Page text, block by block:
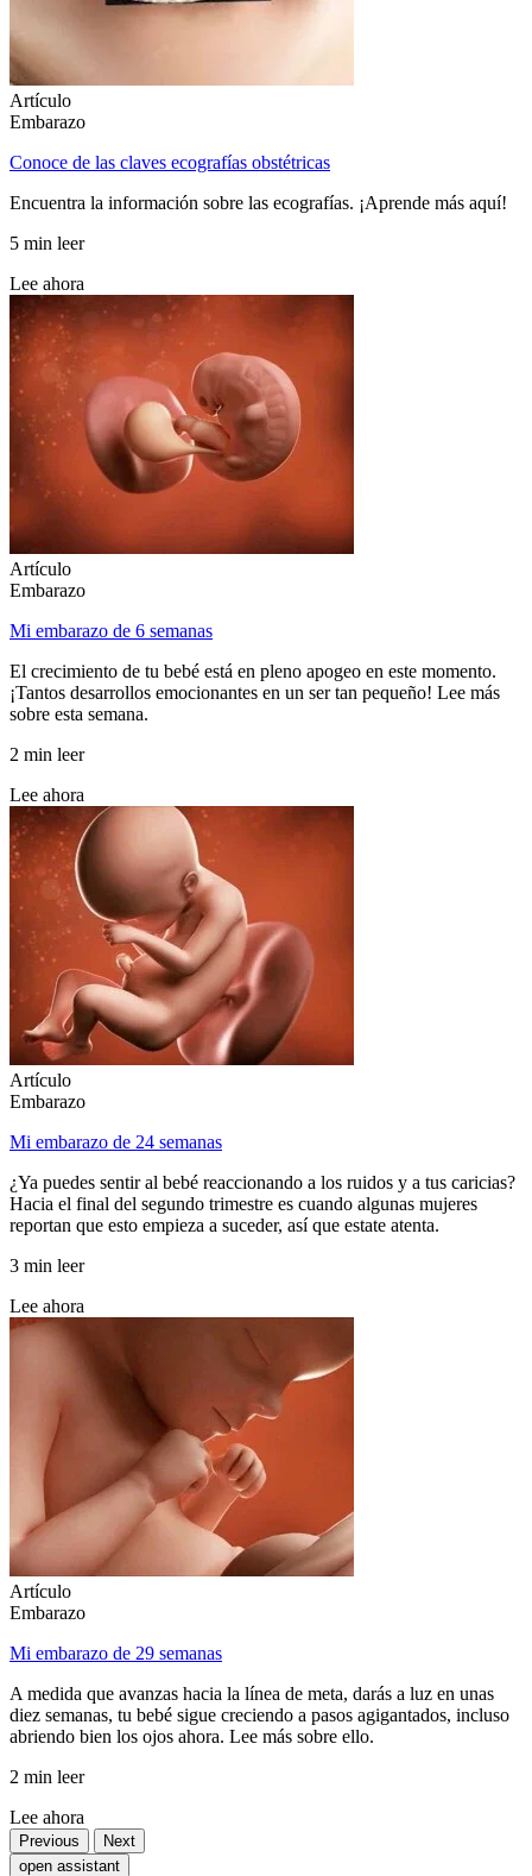
Artículo
Embarazo
Conoce de las claves ecografías obstétricas
Encuentra la información sobre las ecografías. ¡Aprende más aquí!
5 min leer
Lee ahora
Artículo
Embarazo
Mi embarazo de 6 semanas
El crecimiento de tu bebé está en pleno apogeo en este momento.
¡Tantos desarrollos emocionantes en un ser tan pequeño! Lee más
sobre esta semana.
2 min leer
Lee ahora
Artículo
Embarazo
Mi embarazo de 24 semanas
¿Ya puedes sentir al bebé reaccionando a los ruidos y a tus caricias?
Hacia el final del segundo trimestre es cuando algunas mujeres
reportan que esto empieza a suceder, así que estate atenta.
3 min leer
Lee ahora
Artículo
Embarazo
Mi embarazo de 29 semanas
A medida que avanzas hacia la línea de meta, darás a luz en unas
diez semanas, tu bebé sigue creciendo a pasos agigantados, incluso
abriendo bien los ojos ahora. Lee más sobre ello.
2 min leer
Lee ahora
Previous
Next
open assistant